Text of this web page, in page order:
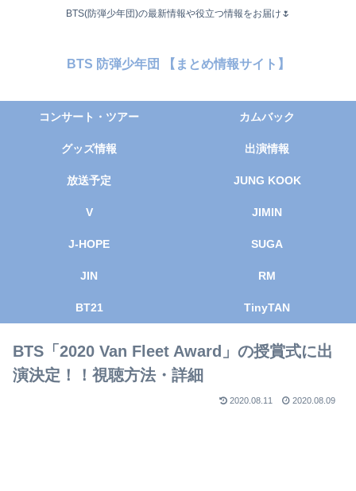
BTS(防弾少年団)の最新情報や役立つ情報をお届け🌷
BTS 防弾少年団 【まとめ情報サイト】
コンサート・ツアー カムバック
グッズ情報 出演情報
放送予定 JUNG KOOK
V JIMIN
J-HOPE SUGA
JIN RM
BT21 TinyTAN
BTS「2020 Van Fleet Award」の授賞式に出
演決定！！視聴方法・詳細
2020.08.11 2020.08.09